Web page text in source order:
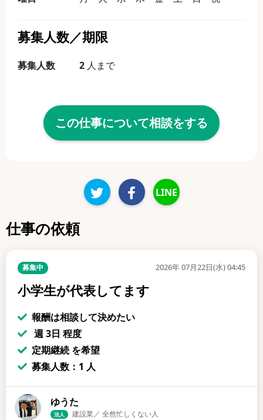
募集人数／期限
募集人数 2 人まで
この仕事について相談をする
LINE
仕事の依頼
募集中 2026年 07月22日(水) 04:45
小学生が代表してます
報酬は相談して決めたい
週 3日 程度
定期継続 を希望
募集人数：1 人
ゆうた
法人 建設業／ 全然忙しくない人